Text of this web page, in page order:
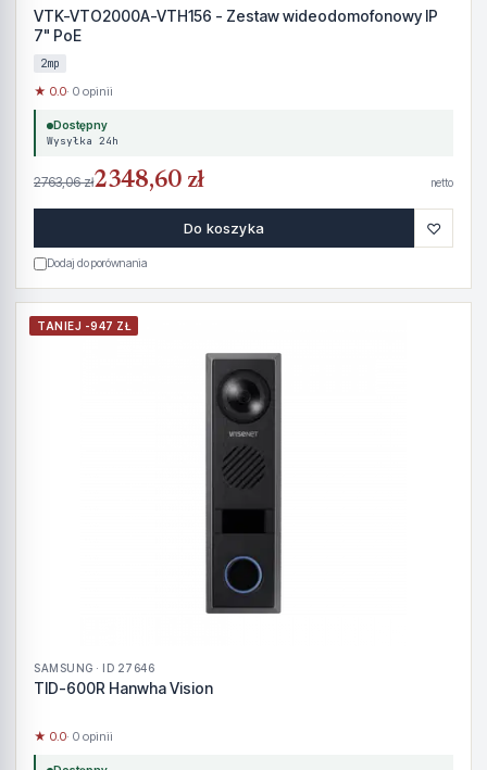
VTK-VTO2000A-VTH156 - Zestaw wideodomofonowy IP
7" PoE
2mp
★ 0.0· 0 opinii
Dostępny
Wysyłka 24h
2763,06 zł2348,60 zł netto
Do koszyka ♡
Dodaj do porównania
TANIEJ -947 ZŁ
SAMSUNG · ID 27646
TID-600R Hanwha Vision
★ 0.0· 0 opinii